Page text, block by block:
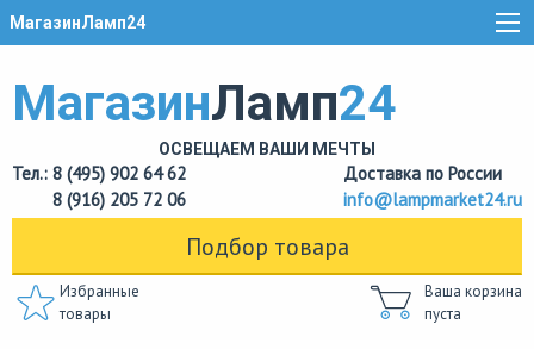
МагазинЛамп24
МагазинЛамп24
ОСВЕЩАЕМ ВАШИ МЕЧТЫ
Тел.: 8 (495) 902 64 62
8 (916) 205 72 06
Доставка по России
info@lampmarket24.ru
Подбор товара
Избранные
товары
Ваша корзина
пуста